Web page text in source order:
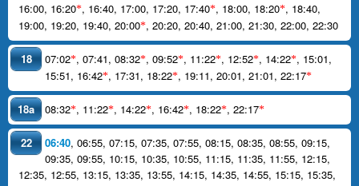
16:00, 16:20*, 16:40, 17:00, 17:20, 17:40*, 18:00, 18:20*, 18:40,
19:00, 19:20, 19:40, 20:00*, 20:20, 20:40, 21:00, 21:30, 22:00, 22:30
18 07:02*, 07:41, 08:32*, 09:52*, 11:22*, 12:52*, 14:22*, 15:01,
15:51, 16:42*, 17:31, 18:22*, 19:11, 20:01, 21:01, 22:17*
18a 08:32*, 11:22*, 14:22*, 16:42*, 18:22*, 22:17*
22 06:40, 06:55, 07:15, 07:35, 07:55, 08:15, 08:35, 08:55, 09:15,
09:35, 09:55, 10:15, 10:35, 10:55, 11:15, 11:35, 11:55, 12:15,
12:35, 12:55, 13:15, 13:35, 13:55, 14:15, 14:35, 14:55, 15:15, 15:35,